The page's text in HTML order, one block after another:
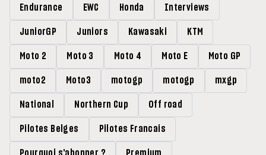
Endurance EWC Honda Interviews
JuniorGP Juniors Kawasaki KTM
Moto 2 Moto 3 Moto 4 Moto E Moto GP
moto2 Moto3 motogp motogp mxgp
National Northern Cup Off road
Pilotes Belges Pilotes Francais